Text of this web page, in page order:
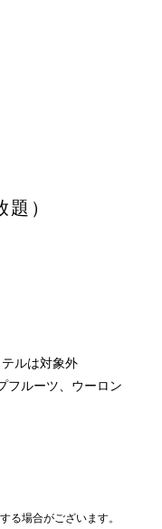
）
ルは対象外
フルーツ、ウーロン
る場合がございます。